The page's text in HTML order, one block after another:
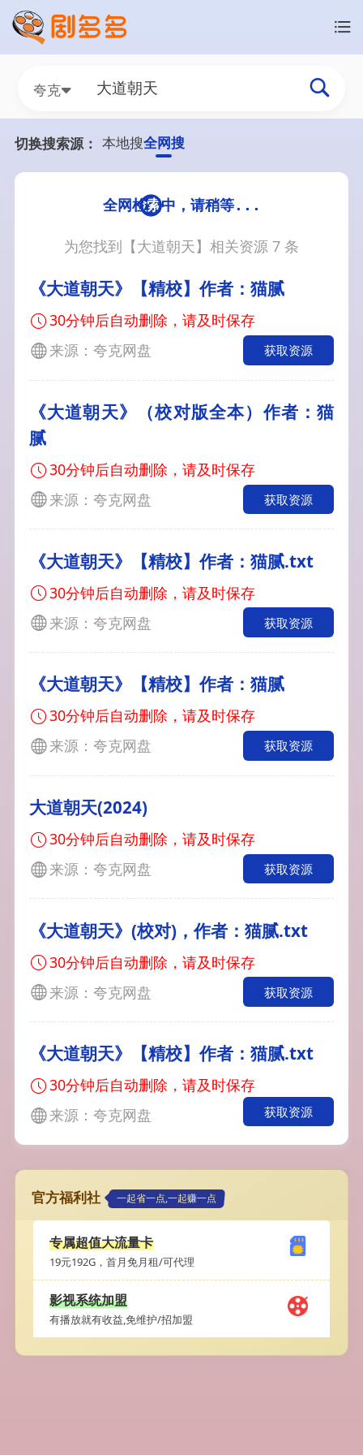
夸克
切换搜索源： 本地搜全网搜
为您找到【大道朝天】相关资源 7 条
《大道朝天》【精校】作者：猫腻
30分钟后自动删除，请及时保存
来源：夸克网盘
获取资源
《大道朝天》（校对版全本）作者：猫
腻
30分钟后自动删除，请及时保存
来源：夸克网盘
获取资源
《大道朝天》【精校】作者：猫腻.txt
30分钟后自动删除，请及时保存
来源：夸克网盘
获取资源
《大道朝天》【精校】作者：猫腻
30分钟后自动删除，请及时保存
来源：夸克网盘
获取资源
大道朝天(2024)
30分钟后自动删除，请及时保存
来源：夸克网盘
获取资源
《大道朝天》(校对)，作者：猫腻.txt
30分钟后自动删除，请及时保存
来源：夸克网盘
获取资源
《大道朝天》【精校】作者：猫腻.txt
30分钟后自动删除，请及时保存
来源：夸克网盘
获取资源
官方福利社 一起省一点,一起赚一点
专属超值大流量卡
19元192G，首月免月租/可代理
影视系统加盟
有播放就有收益,免维护/招加盟